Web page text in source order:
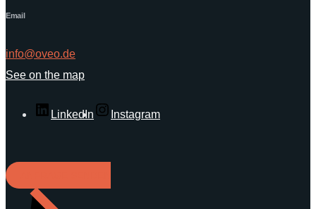
Email
info@oveo.de
See on the map
LinkedIn Instagram